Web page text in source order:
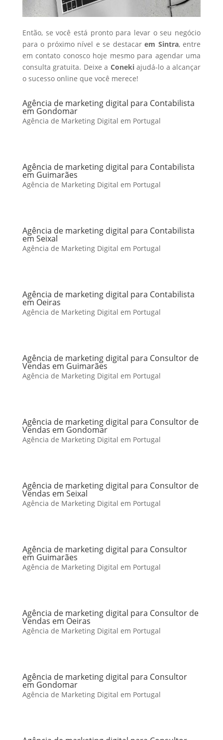
Então, se você está pronto para levar o seu negócio
para o próximo nível e se destacarem Sintra, entre
em contato conosco hoje mesmo para agendar uma
consulta gratuita. Deixe a Conekiajudá-lo a alcançar
o sucesso online que você merece!
Agência de marketing digital para Contabilista
em Gondomar
Agência de Marketing Digital em Portugal
Agência de marketing digital para Contabilista
em Guimarães
Agência de Marketing Digital em Portugal
Agência de marketing digital para Contabilista
em Seixal
Agência de Marketing Digital em Portugal
Agência de marketing digital para Contabilista
em Oeiras
Agência de Marketing Digital em Portugal
Agência de marketing digital para Consultor de
Vendas em Guimarães
Agência de Marketing Digital em Portugal
Agência de marketing digital para Consultor de
Vendas em Gondomar
Agência de Marketing Digital em Portugal
Agência de marketing digital para Consultor de
Vendas em Seixal
Agência de Marketing Digital em Portugal
Agência de marketing digital para Consultor
em Guimarães
Agência de Marketing Digital em Portugal
Agência de marketing digital para Consultor de
Vendas em Oeiras
Agência de Marketing Digital em Portugal
Agência de marketing digital para Consultor
em Gondomar
Agência de Marketing Digital em Portugal